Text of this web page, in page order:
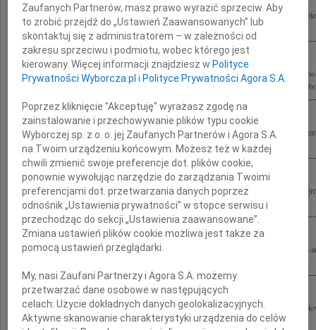
Żegnam Andrzeja Wajdę Wspaniałego Dowódcę Rodzinie składamy szczere
Rastawieccy
"Śmierć tych, którzy tworzą dzieła nieśmiertelne, zawsze jest przedwczesna" Z
przyjęliśmy wiadomość o śmierci reżysera Andrzeja Wajdy Wyrazy szczerego i
Składamy wyrazy szczerego współczucia Pani Krystynie Zachwatowicz i
śmierci Andrzeja Wajdy Monika i Tadeusz Strugałowie
Z wielkim żalem żegnamy Andrzeja Wajdę Wielkiego Artystę Współfundatora
przyznawanych przez Polski Komitet Narodowy ICOMOS za najlepsze prace...
Z ogromnym żalem i poczuciem wielkiej straty żegnam Andrzeja Wajdę wybitnego
Ogromnie zasmuceni ściskamy gorąco drogą Panią Krysię po stracie wspaniałego
niezwykłego Przyjaciela Pana Andrzeja Wajdy Ania Arendarska, Julia i Camillo.
Zaufanych Partnerów, masz prawo wyrazić sprzeciw. Aby
to zrobić przejdź do „Ustawień Zaawansowanych” lub
skontaktuj się z administratorem – w zależności od
zakresu sprzeciwu i podmiotu, wobec którego jest
kierowany. Więcej informacji znajdziesz w Polityce
Prywatności Wyborcza.pl i Polityce Prywatności Agora S.A.
Poprzez kliknięcie "Akceptuję" wyrażasz zgodę na
zainstalowanie i przechowywanie plików typu cookie
Wyborczej sp. z o. o. jej Zaufanych Partnerów i Agora S.A.
na Twoim urządzeniu końcowym. Możesz też w każdej
chwili zmienić swoje preferencje dot. plików cookie,
ponownie wywołując narzędzie do zarządzania Twoimi
preferencjami dot. przetwarzania danych poprzez
odnośnik „Ustawienia prywatności” w stopce serwisu i
przechodząc do sekcji „Ustawienia zaawansowane”.
Zmiana ustawień plików cookie możliwa jest także za
pomocą ustawień przeglądarki.
My, nasi Zaufani Partnerzy i Agora S.A. możemy
przetwarzać dane osobowe w następujących
celach:Użycie dokładnych danych geolokalizacyjnych.
Aktywne skanowanie charakterystyki urządzenia do celów